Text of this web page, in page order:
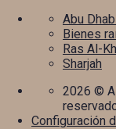
Abu
Bienes
Ras Al-
Sharjah
2026 ©
Configuración